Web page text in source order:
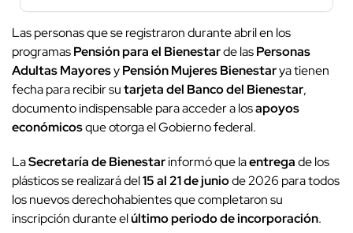
Las personas que seregistraron durante abril en los
programasPensión para el Bienestarde lasPersonas
Adultas MayoresyPensión Mujeres Bienestarya tienen
fecha para recibir sutarjeta del Banco del Bienestar,
documento indispensable para acceder a losapoyos
económicosque otorga el Gobierno federal.
LaSecretaría de Bienestarinformó que laentregade los
plásticos se realizará del15 al 21 de juniode 2026 para todos
los nuevos derechohabientes que completaron su
inscripción durante elúltimo periodo de incorporación.